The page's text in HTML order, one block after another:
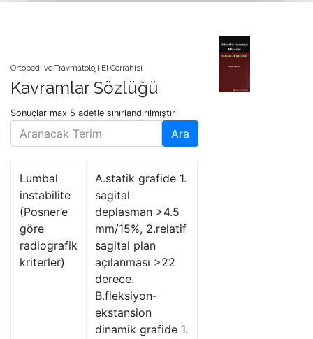
Ortopedi ve Travmatoloji El Cerrahisi
Kavramlar Sözlüğü
Sonuçlar max 5 adetle sınırlandırılmıştır
Ara
Lumbal
instabilite
(Posner’e
göre
radiografik
kriterler)
A.statik grafide 1.
sagital
deplasman >4.5
mm/15%, 2.relatif
sagital plan
açılanması >22
derece.
B.fleksiyon-
ekstansion
dinamik grafide 1.